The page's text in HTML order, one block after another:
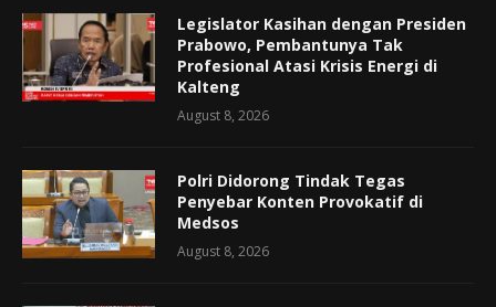
Legislator Kasihan dengan Presiden
Prabowo, Pembantunya Tak
Profesional Atasi Krisis Energi di
Kalteng
August 8, 2026
Polri Didorong Tindak Tegas
Penyebar Konten Provokatif di
Medsos
August 8, 2026